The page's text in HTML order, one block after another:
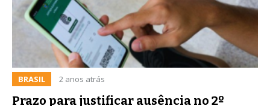
BRASIL 2 anos atrás
Prazo para justificar ausência no 2º